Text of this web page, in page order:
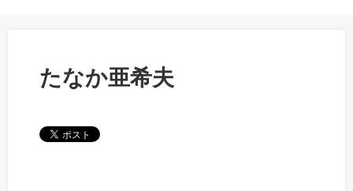
たなか亜希夫